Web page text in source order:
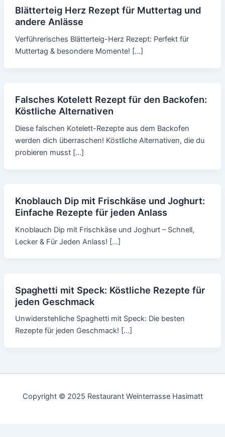
Blätterteig Herz Rezept für Muttertag und
andere Anlässe
Verführerisches Blätterteig-Herz Rezept: Perfekt für
Muttertag & besondere Momente! […]
Falsches Kotelett Rezept für den Backofen:
Köstliche Alternativen
Diese falschen Kotelett-Rezepte aus dem Backofen
werden dich überraschen! Köstliche Alternativen, die du
probieren musst […]
Knoblauch Dip mit Frischkäse und Joghurt:
Einfache Rezepte für jeden Anlass
Knoblauch Dip mit Frischkäse und Joghurt – Schnell,
Lecker & Für Jeden Anlass! […]
Spaghetti mit Speck: Köstliche Rezepte für
jeden Geschmack
Unwiderstehliche Spaghetti mit Speck: Die besten
Rezepte für jeden Geschmack! […]
Copyright © 2025 Restaurant Weinterrasse Hasimatt